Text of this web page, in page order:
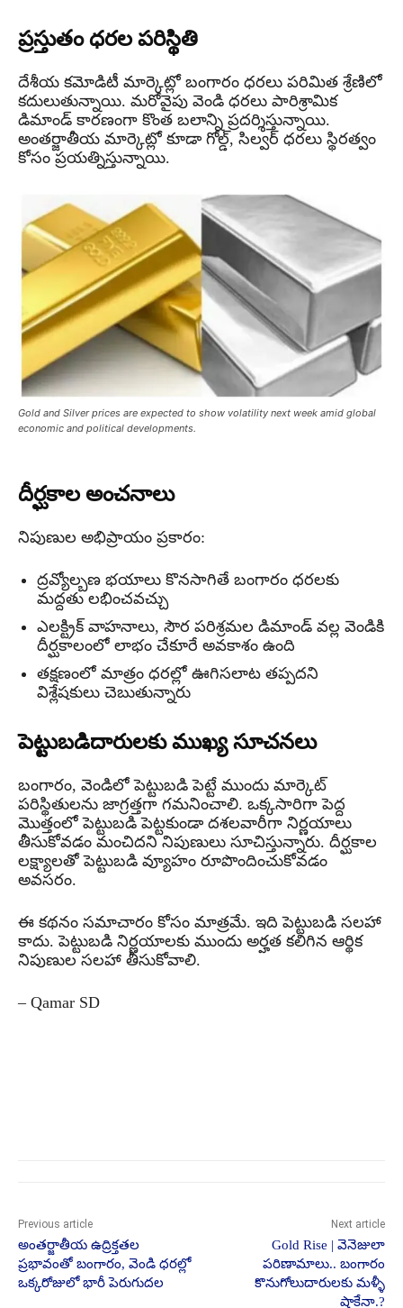
ప్రస్తుతం ధరల పరిస్థితి
దేశీయ కమోడిటీ మార్కెట్లో బంగారం ధరలు పరిమిత శ్రేణిలో
కదులుతున్నాయి. మరోవైపు వెండి ధరలు పారిశ్రామిక
డిమాండ్ కారణంగా కొంత బలాన్ని ప్రదర్శిస్తున్నాయి.
అంతర్జాతీయ మార్కెట్లో కూడా గోల్డ్, సిల్వర్ ధరలు స్థిరత్వం
కోసం ప్రయత్నిస్తున్నాయి.
Gold and Silver prices are expected to show volatility next week amid global
economic and political developments.
దీర్ఘకాల అంచనాలు
నిపుణుల అభిప్రాయం ప్రకారం:
ద్రవ్యోల్బణ భయాలు కొనసాగితే బంగారం ధరలకు
మద్దతు లభించవచ్చు
ఎలక్ట్రిక్ వాహనాలు, సౌర పరిశ్రమల డిమాండ్ వల్ల వెండికి
దీర్ఘకాలంలో లాభం చేకూరే అవకాశం ఉంది
తక్షణంలో మాత్రం ధరల్లో ఊగిసలాట తప్పదని
విశ్లేషకులు చెబుతున్నారు
పెట్టుబడిదారులకు ముఖ్య సూచనలు
బంగారం, వెండిలో పెట్టుబడి పెట్టే ముందు మార్కెట్
పరిస్థితులను జాగ్రత్తగా గమనించాలి. ఒక్కసారిగా పెద్ద
మొత్తంలో పెట్టుబడి పెట్టకుండా దశలవారీగా నిర్ణయాలు
తీసుకోవడం మంచిదని నిపుణులు సూచిస్తున్నారు. దీర్ఘకాల
లక్ష్యాలతో పెట్టుబడి వ్యూహం రూపొందించుకోవడం
అవసరం.
ఈ కథనం సమాచారం కోసం మాత్రమే. ఇది పెట్టుబడి సలహా
కాదు. పెట్టుబడి నిర్ణయాలకు ముందు అర్హత కలిగిన ఆర్థిక
నిపుణుల సలహా తీసుకోవాలి.
– Qamar SD
Previous article
అంతర్జాతీయ ఉద్రిక్తతల
ప్రభావంతో బంగారం, వెండి ధరల్లో
ఒక్కరోజులో భారీ పెరుగుదల
Next article
Gold Rise | వెనెజులా
పరిణామాలు.. బంగారం
కొనుగోలుదారులకు మళ్ళీ
షాకేనా.?